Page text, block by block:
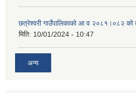
छत्रेश्वरी गाउँपालिकाको आ व २०८१।०८२ को
मिति: 10/01/2024 - 10:47
अन्य